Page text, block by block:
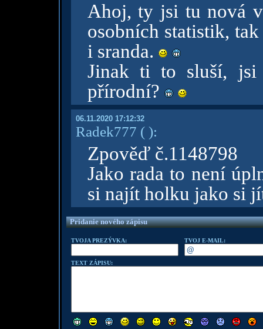
Ahoj, ty jsi tu nová
osobních statistik,
i sranda.
Jinak ti to sluší, jsi
přírodní?
06.11.2020 17:12:32
Radek777 ( ):
Zpověď č.1148798
Jako rada to není
si najít holku jako si
Pridanie nového zápisu
TVOJA PREZÝVKA: TVOJ E-MAIL:
TEXT ZÁPISU: